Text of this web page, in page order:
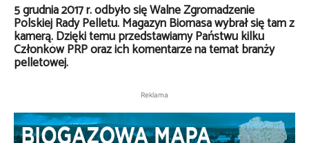
5 grudnia 2017 r. odbyło się Walne Zgromadzenie
Polskiej Rady Pelletu. Magazyn Biomasa wybrał się tam z
kamerą. Dzięki temu przedstawiamy Państwu kilku
Członków PRP oraz ich komentarze na temat branży
pelletowej.
Reklama